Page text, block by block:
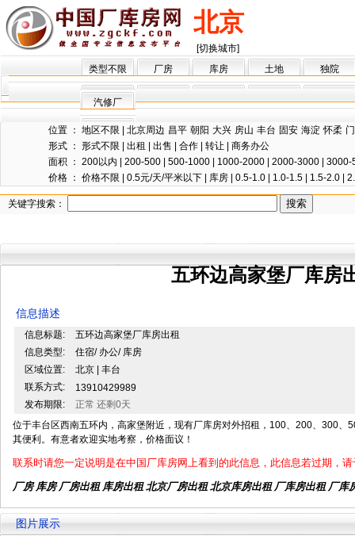
北京
[切换城市]
类型不限
厂房 库房 土地 独院
汽修厂
位置 ： 地区不限 北京周边 昌平 朝阳 大兴 房山 丰台 固安 海淀 怀柔
形式 ： 形式不限 出租 出售 合作 转让
商务办公
面积 ： 200以内 200-500 500-1000 1000-2000 2000-3000
3000-
价格 ： 价格不限 0.5元/天/平米以下 库房 0.5-1.0 1.0-1.5 1.5-2.0
关键字搜索：
五环边高家堡厂库房
信息描述
信息标题:
五环边高家堡厂库房出租
信息类型:
住宿/ 办公/ 库房
区域位置:
北京 | 丰台
联系方式:
13910429989
发布期限:
正常 还剩0天
位于丰台区西南五环内，高家堡附近，现有厂库房对外招租，100、200、300、
其便利。有意者欢迎实地考察，价格面议！
联系时请您一定说明是在中国厂库房网上看到的此信息，此信息若过期，
厂房 库房 厂房出租 库房出租 北京厂房出租 北京库房出租 厂库房出租 厂库
图片展示